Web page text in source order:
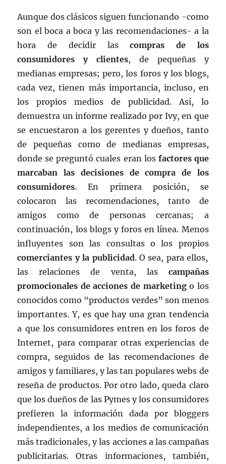
Aunque dos clásicos siguen funcionando -como
son el boca a boca y las recomendaciones- a la
hora de decidir lascompras de los
consumidores y clientes, de pequeñas y
medianas empresas; pero, los foros y los blogs,
cada vez, tienen más importancia, incluso, en
los propios medios de publicidad. Así, lo
demuestra un informe realizado por Ivy, en que
se encuestaron a los gerentes y dueños, tanto
de pequeñas como de medianas empresas,
donde se preguntó cuales eran los factores que
marcaban las decisiones de compra de los
consumidores. En primera posición, se
colocaron las recomendaciones, tanto de
amigos como de personas cercanas; a
continuación, los blogs y foros en línea. Menos
influyentes son las consultas o los propios
comerciantes y la publicidad. O sea, para ellos,
las relaciones de venta, las campañas
promocionales de acciones de marketingo los
conocidos como “productos verdes” son menos
importantes. Y, es que hay una gran tendencia
a que los consumidores entren en los foros de
Internet, para comparar otras experiencias de
compra, seguidos de las recomendaciones de
amigos y familiares, y las tan populares webs de
reseña de productos. Por otro lado, queda claro
que los dueños de las Pymes y los consumidores
prefieren la información dada por bloggers
independientes, a los medios de comunicación
más tradicionales, y las acciones a las campañas
publicitarias. Otras informaciones, también,